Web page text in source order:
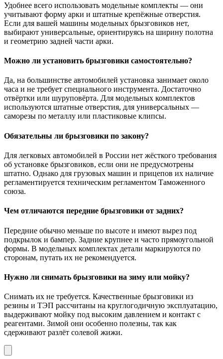
Удобнее всего использовать модельные комплекты — они
учитывают форму арки и штатные крепёжные отверстия.
Если для вашей машины модельных брызговиков нет,
выбирают универсальные, ориентируясь на ширину полотна
и геометрию задней части арки.
Можно ли установить брызговики самостоятельно?
Да, на большинстве автомобилей установка занимает около
часа и не требует специального инструмента. Достаточно
отвёртки или шуруповёрта. Для модельных комплектов
используются штатные отверстия, для универсальных —
саморезы по металлу или пластиковые клипсы.
Обязательны ли брызговики по закону?
Для легковых автомобилей в России нет жёсткого требования
об установке брызговиков, если они не предусмотрены
штатно. Однако для грузовых машин и прицепов их наличие
регламентируется техническим регламентом Таможенного
союза.
Чем отличаются передние брызговики от задних?
Передние обычно меньше по высоте и имеют вырез под
подкрылок и бампер. Задние крупнее и часто прямоугольной
формы. В модельных комплектах детали маркируются по
сторонам, путать их не рекомендуется.
Нужно ли снимать брызговики на зиму или мойку?
Снимать их не требуется. Качественные брызговики из
резины и ТЭП рассчитаны на круглогодичную эксплуатацию,
выдерживают мойку под высоким давлением и контакт с
реагентами. Зимой они особенно полезны, так как
сдерживают разлёт солевой жижи.